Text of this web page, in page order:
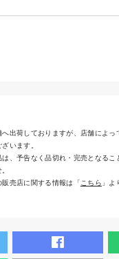
出荷しておりますが、店舗によっ
います。
、予告なく品切れ・完売となるこ
売店に関する情報は「 こちら 」よ